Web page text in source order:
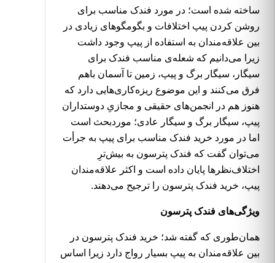
ساخته شده است؛ در مورد فندک مناسب برای
روشن کردن پیپ اختلافات و بگومگوهای زیادی در
بین علاقه‌مندان به استفاده از پیپ وجود داشت
زیرا می‌دانیم که شعله‌ی مناسب فندک برای
سیگار، سیگار برگ و پیپ، زمین تا آسمان باهم
فرق می‌کنند و این موضوع ریزه‌کاری‌هایی دارد که
هنوز هم در انجمن‌های حقیقی و مجازیِ دوستداران
پیپ، سیگار برگ و سیگار عادی؛ موردبحث است
اما در مورد خرید فندک مناسب برای پیپ به جرأت
می‌توان گفت که فندک پترسون به بیش‌ترِ
اختلاف‌نظرها پایان داده است و اکثر علاقه‌مندان
پیپ، خرید فندک پترسون را ترجیح می‌دهند.
ویژگی‌های فندک پترسون
همان‌طوری که گفته شد؛ خرید فندک پترسون در
بین علاقه‌مندان به پیپ بسیار رواج دارد زیرا اساس